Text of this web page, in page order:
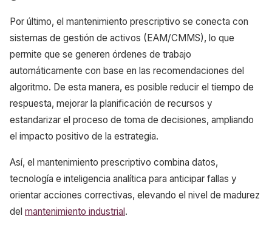
Por último, el mantenimiento prescriptivo se conecta con
sistemas de gestión de activos (EAM/CMMS), lo que
permite que se generen órdenes de trabajo
automáticamente con base en las recomendaciones del
algoritmo. De esta manera, es posible reducir el tiempo de
respuesta, mejorar la planificación de recursos y
estandarizar el proceso de toma de decisiones, ampliando
el impacto positivo de la estrategia.
Así, el mantenimiento prescriptivo combina datos,
tecnología e inteligencia analítica para anticipar fallas y
orientar acciones correctivas, elevando el nivel de madurez
del mantenimiento industrial .